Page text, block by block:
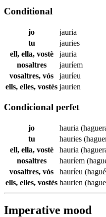
Conditional
jo
jauria
tu
jauries
ell, ella, vostè
jauria
nosaltres
jauríem
vosaltres, vós
jauríeu
ells, elles, vostès jaurien
Condicional perfet
jo hauria
tu
hauries
ell, ella, vostè
hauria
nosaltres
hauríem
vosaltres, vós
hauríeu
ells, elles, vostès haurien
Imperative mood